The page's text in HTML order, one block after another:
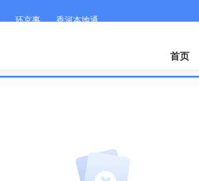
环京事 香河本地通
首页